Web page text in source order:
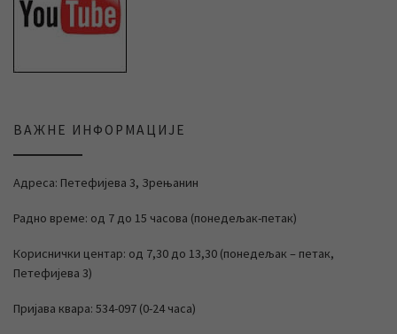
ВАЖНЕ ИНФОРМАЦИЈЕ
Адреса: Петефијева 3, Зрењанин
Радно време: од 7 до 15 часова (понедељак-петак)
Кориснички центар: од 7,30 до 13,30 (понедељак – петак,
Петефијева 3)
Пријава квара: 534-097 (0-24 часа)